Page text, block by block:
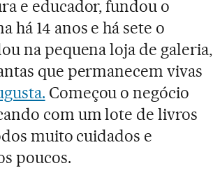
e educador, fundou o
há 14 anos e há sete o
na pequena loja de galeria,
que permanecem vivas
Começou o negócio
com um lote de livros
muito cuidados e
poucos.